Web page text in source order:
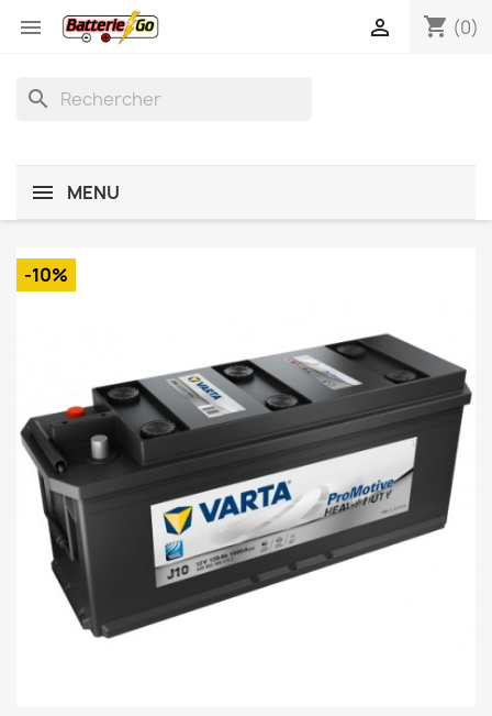
 shopping_cart (0)

search
MENU
-10%